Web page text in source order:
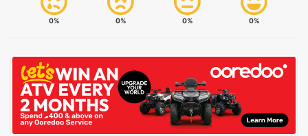
0%
0%
0%
0%